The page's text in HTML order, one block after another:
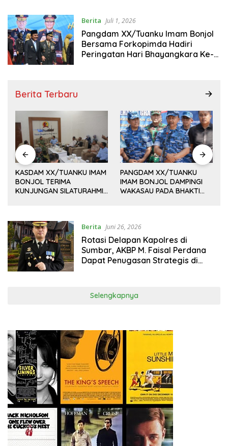
Berita Juli 1, 2026
Pangdam XX/Tuanku Imam Bonjol
Bersama Forkopimda Hadiri
Peringatan Hari Bhayangkara Ke-
Berita Terbaru
KASDAM XX/TUANKU IMAM
BONJOL TERIMA
KUNJUNGAN SILATURAHMI
PANGDAM XX/TUANKU
IMAM BONJOL DAMPINGI
WAKASAU PADA BHAKTI
Berita Juni 26, 2026
Rotasi Delapan Kapolres di
Sumbar, AKBP M. Faisal Perdana
Dapat Penugasan Strategis di
Selengkapnya